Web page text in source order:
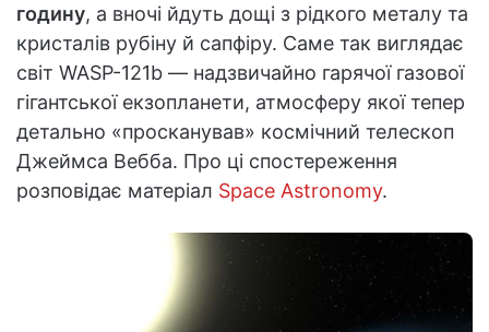
годину, а вночі йдуть дощі з рідкого металу та
кристалів рубіну й сапфіру. Саме так виглядає
світ WASP-121b — надзвичайно гарячої газової
гігантської екзопланети, атмосферу якої тепер
детально «просканував» космічний телескоп
Джеймса Вебба. Про ці спостереження
розповідає матеріал Space Astronomy.